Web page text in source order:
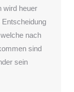
wird heuer
nach
sind
sein